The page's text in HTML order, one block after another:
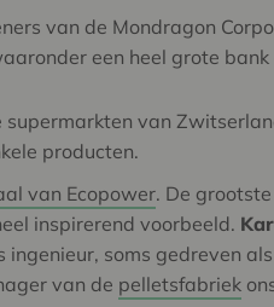
van de Mondragon
een heel grote bank
van
producten.
van Ecopower. De grootste
inspirerend voorbeeld.
soms gedreven
van de pelletsfabriek